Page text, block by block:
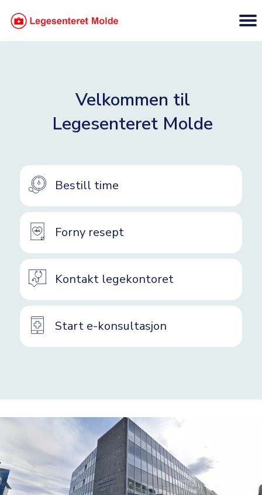
Velkommen til
Legesenteret Molde
Bestill time
Forny resept
Kontakt legekontoret
Start e-konsultasjon